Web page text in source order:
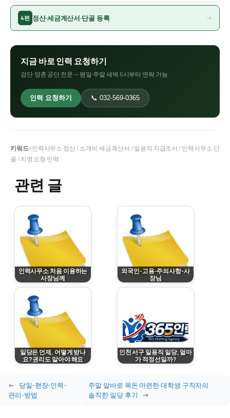
4편 정산·세금계산서·단골 등록 →
지금 바로 인력 요청하기
검단·양촌 공단 전문 — 평일·주말 새벽 6시부터 연락 가능
인력 요청하기 📞 032-569-0365
키워드: 인력사무소 정산 / 소개비 세금계산서 / 일용직 지급조서 / 인력사무소 단
골 / 지명 요청 인력
관련 글
인력사무소 처음 이용하는
사장님께
March 14, 2026
외국인-고용-주의사항-사
장님
March 10, 2026
일당은 언제, 어떻게 받나
요? 권리도 알아야 해요
인천 서구 일용직 일당, 얼마
가 적정선일까?
←
당일-현장-인력-
관리-방법
주말 알바로 목돈 마련한 대학생 구직자의
솔직한 일당 후기
→